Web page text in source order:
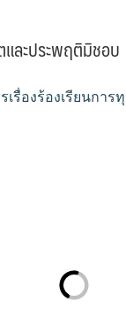
และประพฤติมิชอบ
เรื่องร้องเรียนกา